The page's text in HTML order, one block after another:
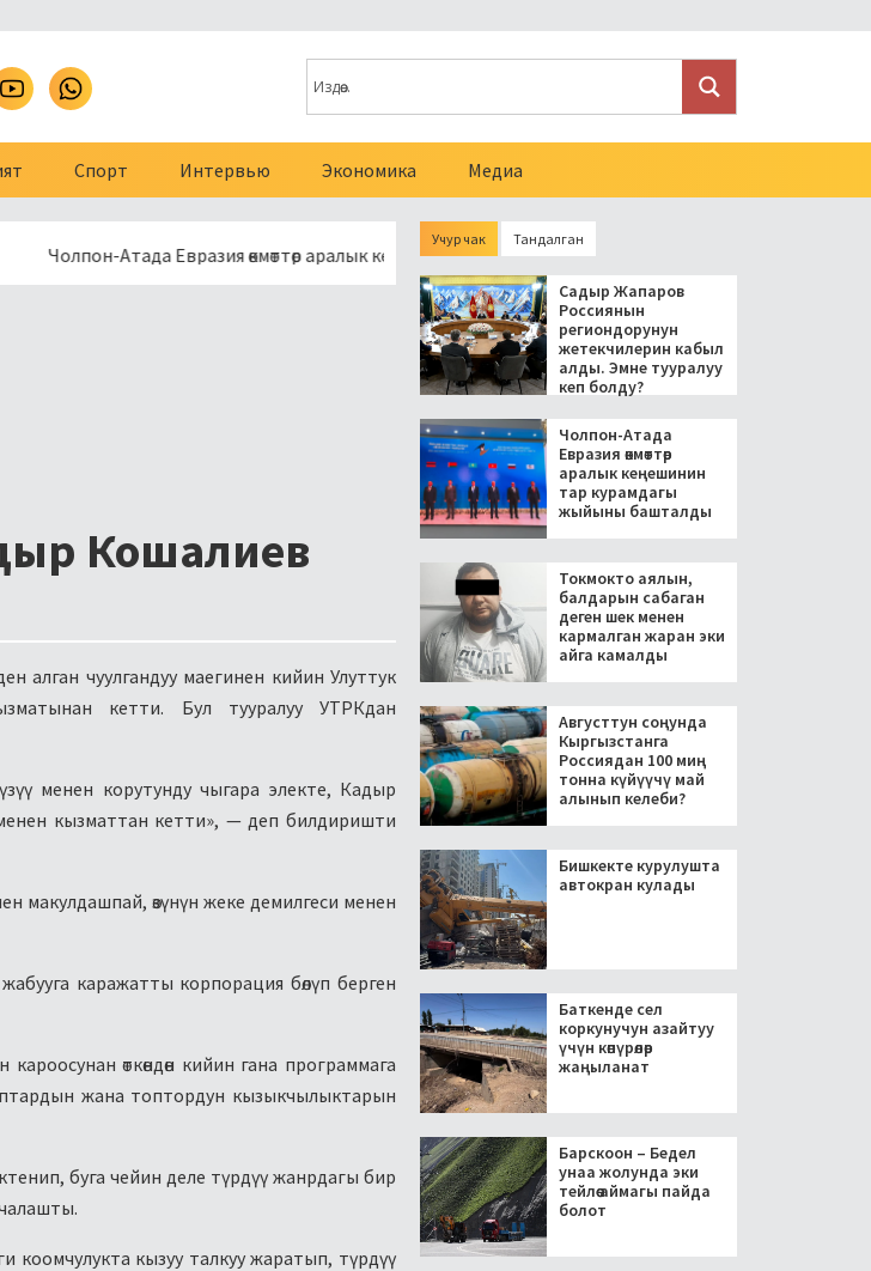
Спорт Интервью Экономика Медиа
Атада Евразия өкмөттөр аралык кеңешинин тар курамдагы жыйыны башталды
Кошалиев
чуулгандуу маегинен кийин Улуттук
кетти. Бул тууралуу УТРКдан
менен корутунду чыгара электе, Кадыр
менен кызматтан кетти», — деп билдиришти
макулдашпай, өзүнүн жеке демилгеси менен
каражатты корпорация бөлүп берген
өткөндөн кийин гана программага
жана топтордун кызыкчылыктарын
буга чейин деле түрдүү жанрдагы бир
коомчулукта кызуу талкуу жаратып, түрдүү
Учур чак Тандалган
Садыр Жапаров
Россиянын
региондорунун
жетекчилерин кабыл
алды. Эмне тууралуу
кеп болду?
Чолпон-Атада
Евразия өкмөттөр
аралык кеңешинин
тар курамдагы
жыйыны башталды
Токмокто аялын,
балдарын сабаган
деген шек менен
кармалган жаран эки
айга камалды
Августтун соңунда
Кыргызстанга
Россиядан 100 миң
тонна күйүүчү май
алынып келеби?
Бишкекте курулушта
автокран кулады
Баткенде сел
коркунучун азайтуу
үчүн көпүрөлөр
жаңыланат
Барскоон – Бедел
унаа жолунда эки
тейлөө аймагы пайда
болот